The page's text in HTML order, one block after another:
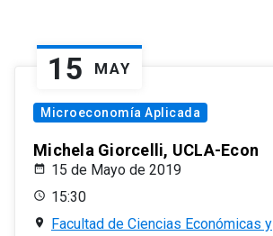
15 MAY
Microeconomía Aplicada
Michela Giorcelli, UCLA-Econ
15 de Mayo de 2019
15:30
Facultad de Ciencias Económicas y